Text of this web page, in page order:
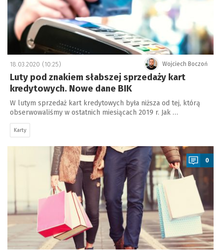
Wojciech Boczoń
18.03.2020 (10:25)
Luty pod znakiem słabszej sprzedaży kart
kredytowych. Nowe dane BIK
W lutym sprzedaż kart kredytowych była niższa od tej, którą
obserwowaliśmy w ostatnich miesiącach 2019 r. Jak …
Karty
a
0